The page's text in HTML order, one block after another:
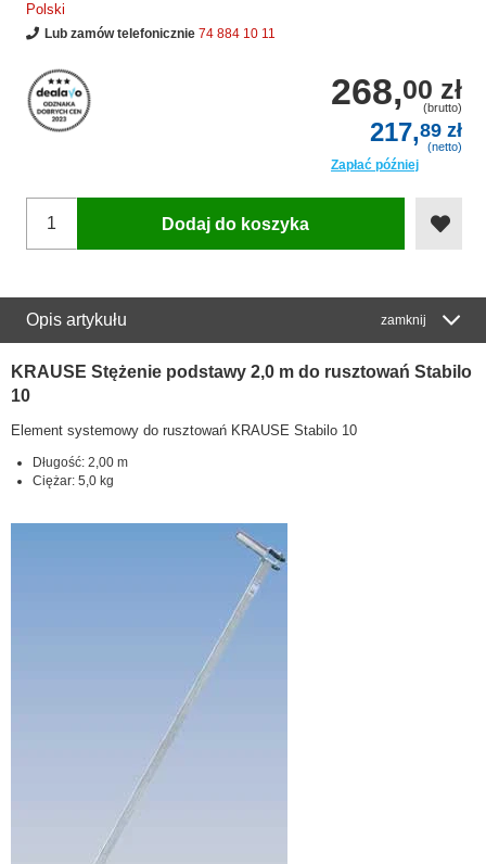
Polski
Lub zamów telefonicznie 74 884 10 11
268,00 zł
(brutto)
217,89 zł
(netto)
Zapłać później
Dodaj do koszyka
Opis artykułu zamknij
KRAUSE Stężenie podstawy 2,0 m do rusztowań Stabilo
10
Element systemowy do rusztowań KRAUSE Stabilo 10
Długość: 2,00 m
Ciężar: 5,0 kg